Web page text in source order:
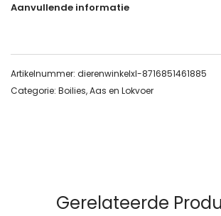
Aanvullende informatie
Artikelnummer: dierenwinkelxl-8716851461885
Categorie: Boilies, Aas en Lokvoer
Gerelateerde